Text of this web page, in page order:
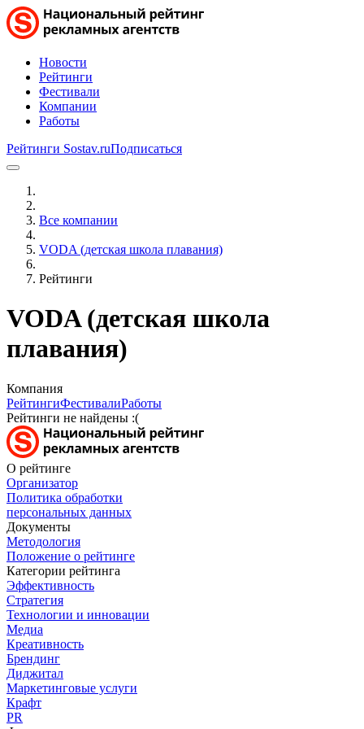
Новости
Рейтинги
Фестивали
Компании
Работы
Рейтинги Sostav.ruПодписаться
Все компании
VODA (детская школа плавания)
Рейтинги
VODA (детская школа
плавания)
Компания
РейтингиФестивалиРаботы
Рейтинги не найдены :(
О рейтинге
Организатор
Политика обработки
персональных данных
Документы
Методология
Положение о рейтинге
Категории рейтинга
Эффективность
Стратегия
Технологии и инновации
Медиа
Креативность
Брендинг
Диджитал
Маркетинговые услуги
Крафт
PR